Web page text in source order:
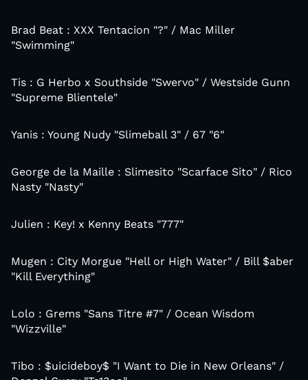
Brad Beat : XXX Tentacion "?" / Mac Miller
"Swimming"
Tis : G Herbo x Southside "Swervo" / Westside Gunn
"Supreme Blientele"
Yanis : Young Nudy "Slimeball 3" / 67 "6"
George de la Maille : Slimesito "Scarface Sito" / Rico
Nasty "Nasty"
Julien : Key! x Kenny Beats "777"
Mugen : City Morgue "Hell or High Water" / Bill $aber
"Kill Everything"
Lolo : Grems "Sans Titre #7" / Ocean Wisdom
"Wizzville"
Tibo : $uicideboy$ "I Want to Die in New Orleans" /